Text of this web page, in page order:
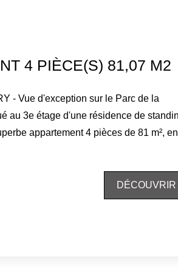
4 PIÈCE(S) 81,07 M2
- Vue d'exception sur le Parc de la
appartement 4 pièces de 81 m², en
il offre un cadre de vie paisible,
d'un secteur prisé. L'entrée avec
DÉCOUVRIR